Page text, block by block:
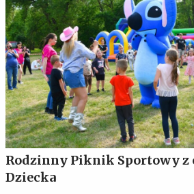
Rodzinny Piknik Sportowy z
Dziecka